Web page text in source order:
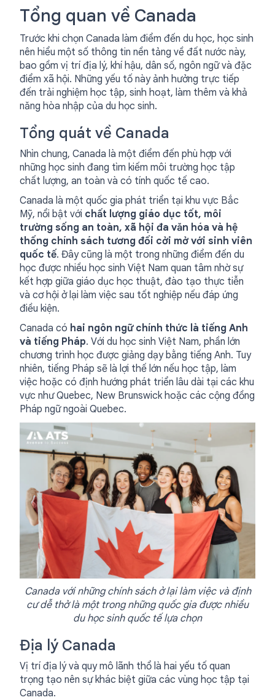
Tổng quan về Canada
Trước khi chọn Canada làm điểm đến du học, học sinh
nên hiểu một số thông tin nền tảng về đất nước này,
bao gồm vị trí địa lý, khí hậu, dân số, ngôn ngữ và đặc
điểm xã hội. Những yếu tố này ảnh hưởng trực tiếp
đến trải nghiệm học tập, sinh hoạt, làm thêm và khả
năng hòa nhập của du học sinh.
Tổng quát về Canada
Nhìn chung, Canada là một điểm đến phù hợp với
những học sinh đang tìm kiếm môi trường học tập
chất lượng, an toàn và có tính quốc tế cao.
Canada là một quốc gia phát triển tại khu vực Bắc
Mỹ, nổi bật với chất lượng giáo dục tốt, môi
trường sống an toàn, xã hội đa văn hóa và hệ
thống chính sách tương đối cởi mở với sinh viên
quốc tế. Đây cũng là một trong những điểm đến du
học được nhiều học sinh Việt Nam quan tâm nhờ sự
kết hợp giữa giáo dục học thuật, đào tạo thực tiễn
và cơ hội ở lại làm việc sau tốt nghiệp nếu đáp ứng
điều kiện.
Canada có hai ngôn ngữ chính thức là tiếng Anh
và tiếng Pháp. Với du học sinh Việt Nam, phần lớn
chương trình học được giảng dạy bằng tiếng Anh. Tuy
nhiên, tiếng Pháp sẽ là lợi thế lớn nếu học tập, làm
việc hoặc có định hướng phát triển lâu dài tại các khu
vực như Quebec, New Brunswick hoặc các cộng đồng
Pháp ngữ ngoài Quebec.
Canada với những chính sách ở lại làm việc và định
cư dễ thở là một trong những quốc gia được nhiều
du học sinh quốc tế lựa chọn
Địa lý Canada
Vị trí địa lý và quy mô lãnh thổ là hai yếu tố quan
trọng tạo nên sự khác biệt giữa các vùng học tập tại
Canada.